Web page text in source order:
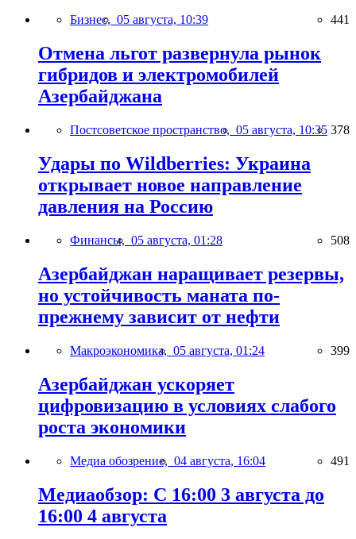
Бизнес, 05 августа, 10:39 441
Отмена льгот развернула рынок
гибридов и электромобилей
Азербайджана
Постсоветское пространство, 05 августа, 10:35 378
Удары по Wildberries: Украина
открывает новое направление
давления на Россию
Финансы, 05 августа, 01:28 508
Азербайджан наращивает резервы,
но устойчивость маната по-
прежнему зависит от нефти
Макроэкономика, 05 августа, 01:24 399
Азербайджан ускоряет
цифровизацию в условиях слабого
роста экономики
Медиа обозрение, 04 августа, 16:04 491
Медиаобзор: С 16:00 3 августа до
16:00 4 августа